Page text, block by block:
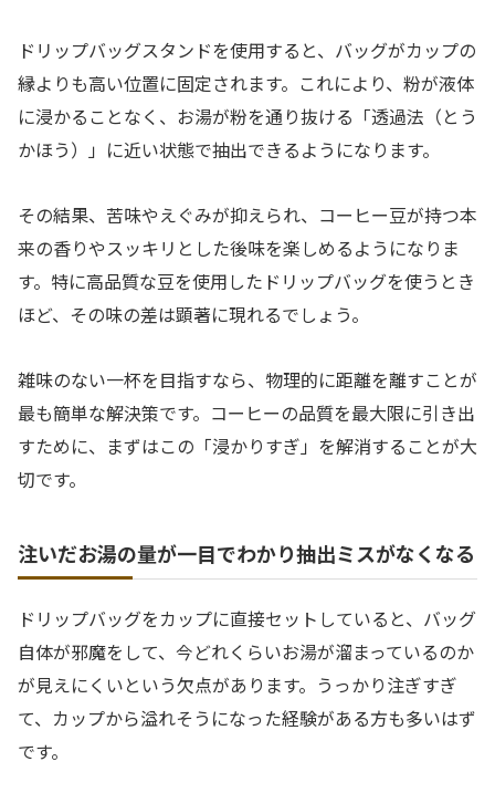
ドリップバッグスタンドを使用すると、バッグがカップの
縁よりも高い位置に固定されます。これにより、粉が液体
に浸かることなく、お湯が粉を通り抜ける「透過法（とう
かほう）」に近い状態で抽出できるようになります。
その結果、苦味やえぐみが抑えられ、コーヒー豆が持つ本
来の香りやスッキリとした後味を楽しめるようになりま
す。特に高品質な豆を使用したドリップバッグを使うとき
ほど、その味の差は顕著に現れるでしょう。
雑味のない一杯を目指すなら、物理的に距離を離すことが
最も簡単な解決策です。コーヒーの品質を最大限に引き出
すために、まずはこの「浸かりすぎ」を解消することが大
切です。
注いだお湯の量が一目でわかり抽出ミスがなくなる
ドリップバッグをカップに直接セットしていると、バッグ
自体が邪魔をして、今どれくらいお湯が溜まっているのか
が見えにくいという欠点があります。うっかり注ぎすぎ
て、カップから溢れそうになった経験がある方も多いはず
です。